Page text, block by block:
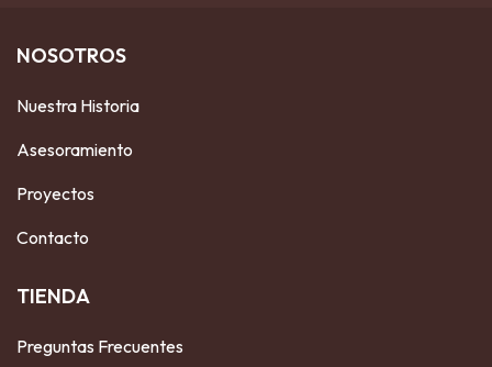
NOSOTROS
Nuestra Historia
Asesoramiento
Proyectos
Contacto
TIENDA
Preguntas Frecuentes